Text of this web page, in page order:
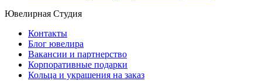
Ювелирная Студия
Контакты
Блог ювелира
Вакансии и партнерство
Корпоративные подарки
Кольца и украшения на заказ